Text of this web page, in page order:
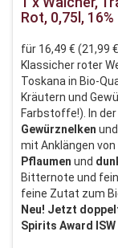
Rot, 0,75l, 16%
für 16,49 € (21,99
Klassicher roter
Toskana in Bio-
Kräutern und
Farbstoffe!). In der
Gewürznelken und
mit Anklängen von
Pflaumen und
Bitternote und
feine Zutat zum
Neu! Jetzt
Spirits Award